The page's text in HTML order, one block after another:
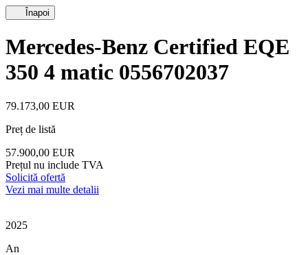
Înapoi
Mercedes-Benz Certified EQE
350 4 matic 0556702037
79.173,00 EUR
Preț de listă
57.900,00 EUR
Prețul nu include TVA
Solicită ofertă
Vezi mai multe detalii
2025
An